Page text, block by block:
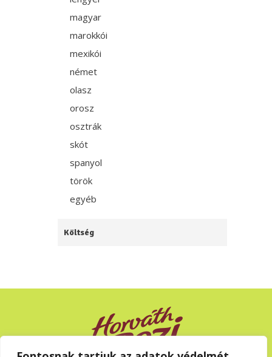
magyar
marokkói
mexikói
német
olasz
orosz
osztrák
skót
spanyol
török
egyéb
Költség